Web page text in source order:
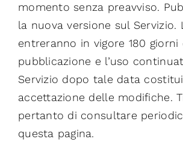
momento senza preavviso.
la nuova versione sul Servizio.
entreranno in vigore 180 giorni
pubblicazione e l’uso
Servizio dopo tale data
accettazione delle modifiche.
pertanto di consultare
questa pagina.